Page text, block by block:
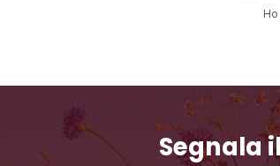
Segnala